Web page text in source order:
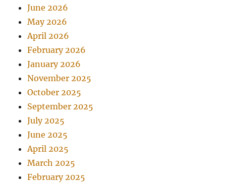
June 2026
May 2026
April 2026
February 2026
January 2026
November 2025
October 2025
September 2025
July 2025
June 2025
April 2025
March 2025
February 2025